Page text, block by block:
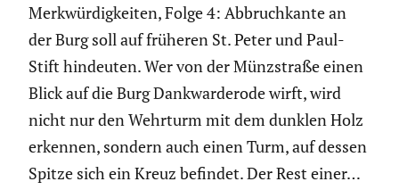
Merkwür­dig­keiten, Folge 4: Abbruch­kante an
der Burg soll auf früheren St. Peter und Paul-
Stift hindeuten. Wer von der Münzstraße einen
Blick auf die Burg Dankwar­derode wirft, wird
nicht nur den Wehrturm mit dem dunklen Holz
erkennen, sondern auch einen Turm, auf dessen
Spitze sich ein Kreuz befindet. Der Rest einer…